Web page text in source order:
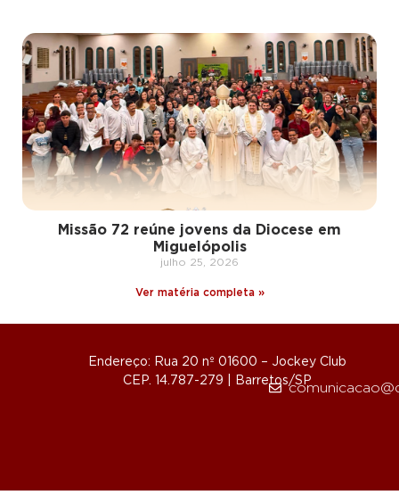
Missão 72 reúne jovens da Diocese em
Miguelópolis
julho 25, 2026
Ver matéria completa »
Endereço: Rua 20 nº 01600 – Jockey Club
CEP. 14.787-279 | Barretos/SP